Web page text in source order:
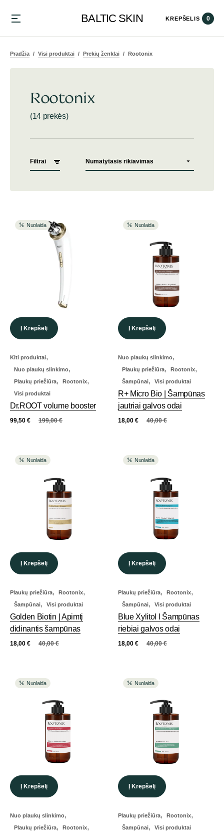
BALTIC SKIN KREPŠELIS 0
Pradžia Visi produktai Prekių ženklai Rootonix
Rootonix
(14 prekės)
Filtrai
Nuolaida
Į Krepšelį
Kiti produktai,
Nuo plaukų slinkimo,
Plaukų priežiūra, Rootonix,
Visi produktai
Dr.ROOT volume booster
199,00€
99,50 €
Nuolaida
Į Krepšelį
Nuo plaukų slinkimo,
Plaukų priežiūra, Rootonix,
Šampūnai, Visi produktai
R+ Micro Bio | Šampūnas
jautriai galvos odai
40,00€
18,00 €
Nuolaida
Į Krepšelį
Plaukų priežiūra, Rootonix,
Šampūnai, Visi produktai
Golden Biotin | Apimtį
didinantis šampūnas
40,00€
18,00 €
Nuolaida
Į Krepšelį
Plaukų priežiūra, Rootonix,
Šampūnai, Visi produktai
Blue Xylitol l Šampūnas
riebiai galvos odai
40,00€
18,00 €
Nuolaida
Į Krepšelį
Nuo plaukų slinkimo,
Plaukų priežiūra, Rootonix,
Nuolaida
Į Krepšelį
Plaukų priežiūra, Rootonix,
Šampūnai, Visi produktai